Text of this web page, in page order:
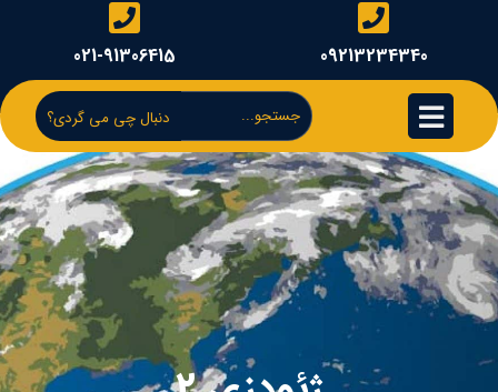
09213234340
021-91306415
دنبال چی می گردی؟